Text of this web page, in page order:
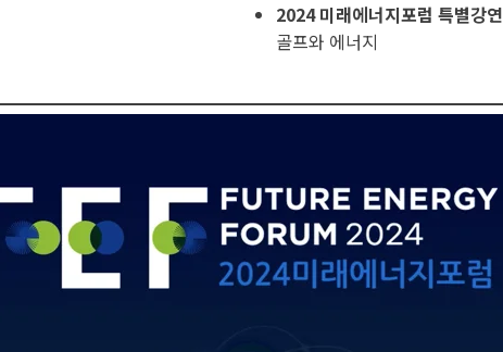
2024 미래에너지포럼 특별강연
골프와 에너지